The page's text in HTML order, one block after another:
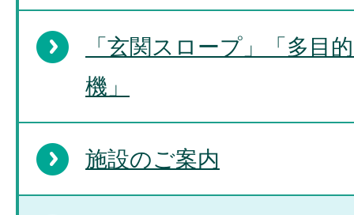
「玄関スロープ」「多目
機」
施設のご案内